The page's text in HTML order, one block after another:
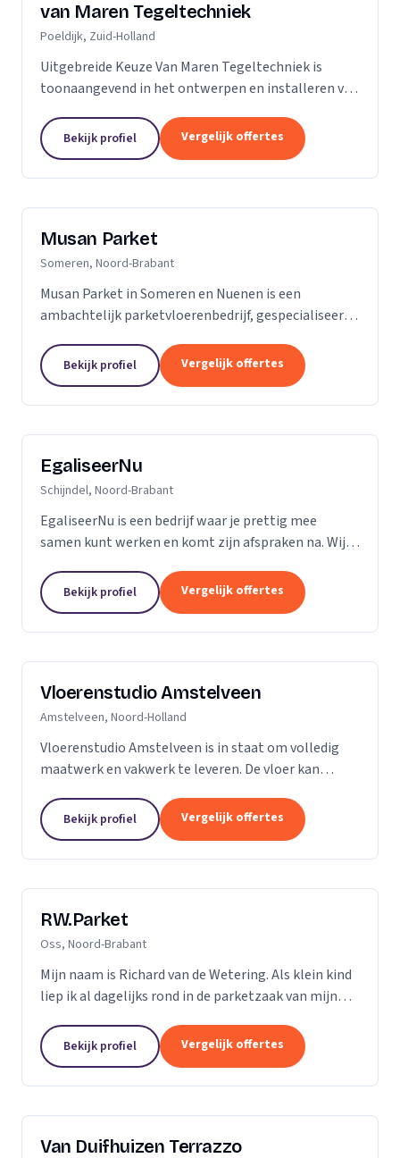
van Maren Tegeltechniek
Poeldijk, Zuid-Holland
Uitgebreide Keuze Van Maren Tegeltechniek is
toonaangevend in het ontwerpen en installeren van
een aantrekkelijke prijs. Bij ons treft u een...
Bekijk profiel Vergelijk offertes
Musan Parket
Someren, Noord-Brabant
Musan Parket in Someren en Nuenen is een
ambachtelijk parketvloerenbedrijf, gespecialiseerd
het adres bij uitstek voor de renovatie van
bestaande...
Bekijk profiel Vergelijk offertes
EgaliseerNu
Schijndel, Noord-Brabant
EgaliseerNu is een bedrijf waar je prettig mee
samen kunt werken en komt zijn afspraken na. Wij
uitziet.Bekijk profiel Vergelijk offertes
Vloerenstudio Amstelveen
Amstelveen, Noord-Holland
Vloerenstudio Amstelveen is in staat om volledig
maatwerk en vakwerk te leveren. De vloer kan
om type materiaal, kleur, afmeting of uitstraling.
Geen...
Bekijk profiel Vergelijk offertes
RW.Parket
Oss, Noord-Brabant
Mijn naam is Richard van de Wetering. Als klein kind
liep ik al dagelijks rond in de parketzaak van mijn
ook de reden dat ik besloot zelf...
Bekijk profiel Vergelijk offertes
Van Duifhuizen Terrazzo